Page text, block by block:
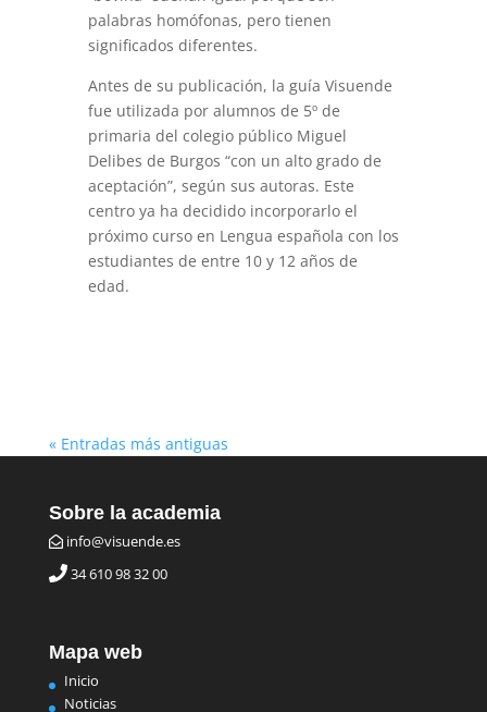
palabras homófonas, pero tienen
significados diferentes.
Antes de su publicación, la guía Visuende
fue utilizada por alumnos de 5º de
primaria del colegio público Miguel
Delibes de Burgos “con un alto grado de
aceptación”, según sus autoras. Este
centro ya ha decidido incorporarlo el
próximo curso en Lengua española con los
estudiantes de entre 10 y 12 años de
edad.
« Entradas más antiguas
Sobre la academia
info@visuende.es
34 610 98 32 00
Mapa web
Inicio
Noticias